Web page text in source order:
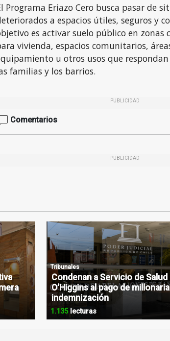
Programa Eriazo Cero busca pasar de
a espacios útiles, seguros y
es activar suelo público en zonas
vivienda, espacios comunitarios,
u otros usos que respondan
familias y los barrios.
PUBLICIDAD
Comentarios
PUBLICIDAD
Tribunales
Condenan a Servicio de Salud
O'Higgins al pago de millonaria
indemnización
1.135lecturas